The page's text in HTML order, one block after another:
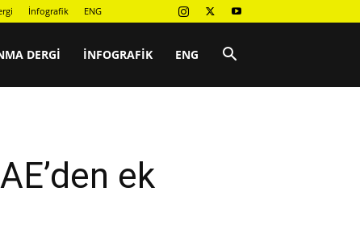
İnfografik ENG
DERGI İNFOGRAFIK ENG
ek